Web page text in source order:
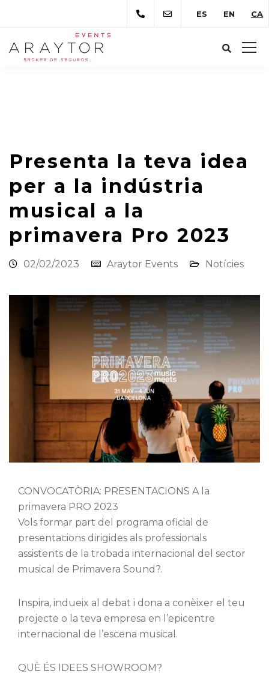
CA
EN
ES
Presenta la teva idea
per a la indústria
musical a la
primavera Pro 2023
02/02/2023 Araytor Events Notícies
CONVOCATÒRIA: PRESENTACIONS A la
primavera PRO 2023
Vols formar part del programa oficial de
presentacions dirigides als professionals
assistents de la trobada internacional del sector
musical de Primavera Sound?.
Inspira, indueix al debat i dona a conèixer el teu
projecte o la teva empresa en l’epicentre
internacional de l’escena musical.
QUÈ ÉS IDEES SHOWROOM?